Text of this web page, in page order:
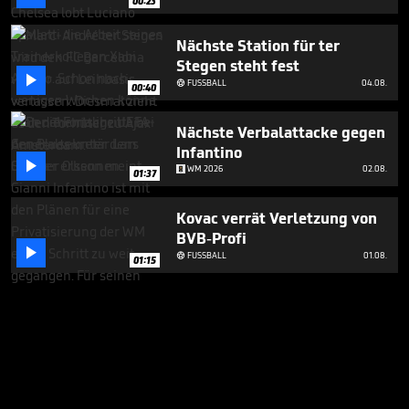
 00:40
Nächste Station für ter
Stegen steht fest
FUSSBALL 04.08.
 01:37
Nächste Verbalattacke gegen
Infantino
WM 2026 02.08.
 01:15
Kovac verrät Verletzung von
BVB-Profi
FUSSBALL 01.08.